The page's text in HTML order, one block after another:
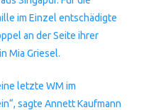
im Einzel entschädigte
an der Seite ihrer
Mia Griesel.
letzte WM im
sagte Annett Kaufmann